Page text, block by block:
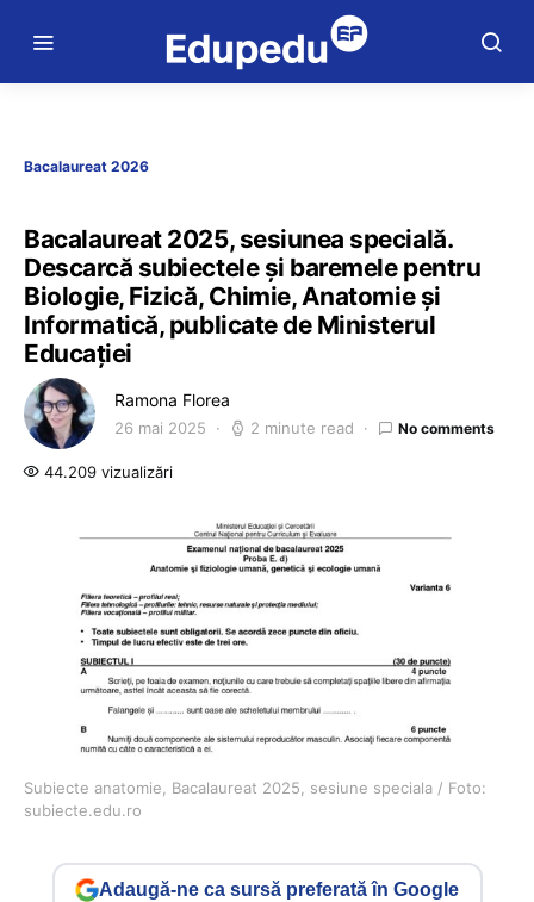
Bacalaureat 2026
Bacalaureat 2025, sesiunea specială.
Descarcă subiectele și baremele pentru
Biologie, Fizică, Chimie, Anatomie și
Informatică, publicate de Ministerul
Educației
Ramona Florea
26 mai 2025 2 minute read No comments
44.209 vizualizări
Subiecte anatomie, Bacalaureat 2025, sesiune speciala / Foto:
subiecte.edu.ro
Adaugă-ne ca sursă preferată în Google